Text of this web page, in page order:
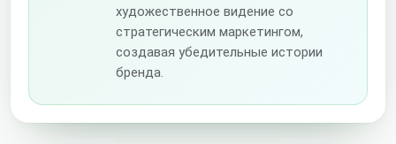
художественное видение со
стратегическим маркетингом,
создавая убедительные истории
бренда.